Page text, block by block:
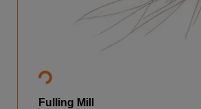
Fulling Mill